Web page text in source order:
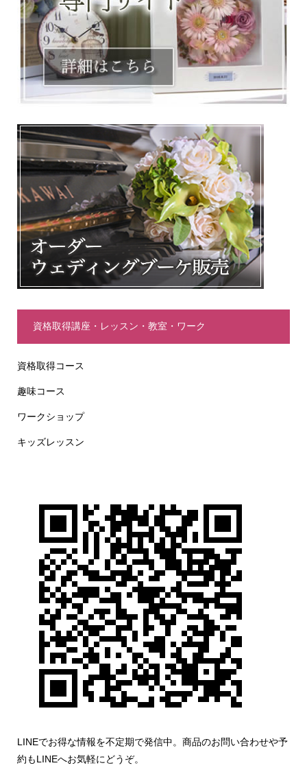
資格取得講座・レッスン・教室・ワーク
資格取得コース
趣味コース
ワークショップ
キッズレッスン
LINEでお得な情報を不定期で発信中。商品のお問い合わせや予